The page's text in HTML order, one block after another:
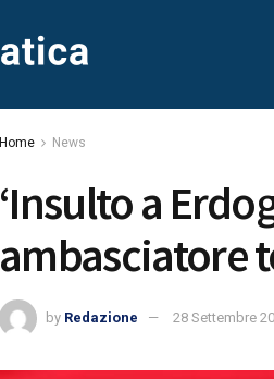
Home News
‘Insulto a
ambasciatore
by Redazione 28 Settembre